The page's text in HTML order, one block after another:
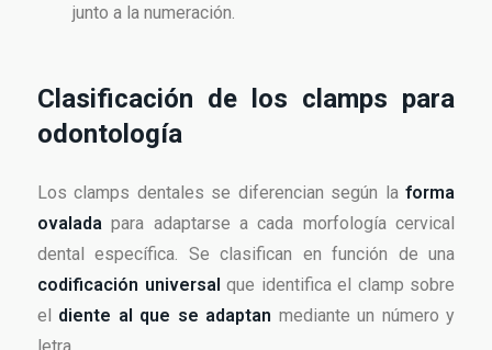
junto a la numeración.
Clasificación de los clamps para
odontología
Los clamps dentales se diferencian según la forma
ovalada para adaptarse a cada morfología cervical
dental específica. Se clasifican en función de una
codificación universal que identifica el clamp sobre
el diente al que se adaptan mediante un número y